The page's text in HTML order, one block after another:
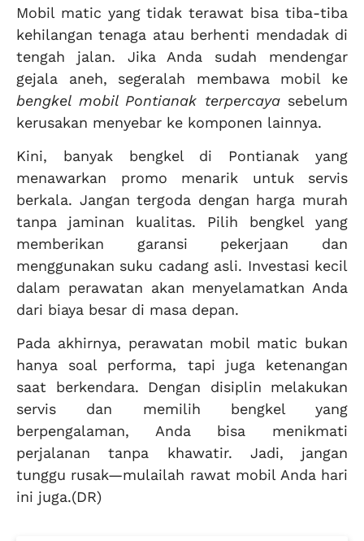
Mobil matic yang tidak terawat bisa tiba-tiba
kehilangan tenaga atau berhenti mendadak di
tengah jalan. Jika Anda sudah mendengar
gejala aneh, segeralah membawa mobil ke
bengkel mobil Pontianak terpercayasebelum
kerusakan menyebar ke komponen lainnya.
Kini, banyak bengkel di Pontianak yang
menawarkan promo menarik untuk servis
berkala. Jangan tergoda dengan harga murah
tanpa jaminan kualitas. Pilih bengkel yang
memberikan garansi pekerjaan dan
menggunakan suku cadang asli. Investasi kecil
dalam perawatan akan menyelamatkan Anda
dari biaya besar di masa depan.
Pada akhirnya, perawatan mobil matic bukan
hanya soal performa, tapi juga ketenangan
saat berkendara. Dengan disiplin melakukan
servis dan memilih bengkel yang
berpengalaman, Anda bisa menikmati
perjalanan tanpa khawatir. Jadi, jangan
tunggu rusak—mulailah rawat mobil Anda hari
ini juga.(DR)